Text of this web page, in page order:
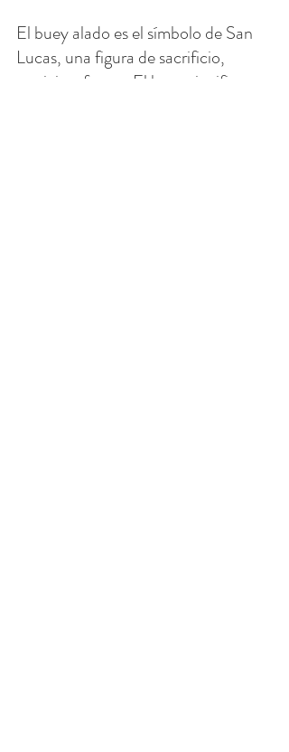
El buey alado es el símbolo de San
Lucas, una figura de sacrificio,
servicio y fuerza. El buey significa